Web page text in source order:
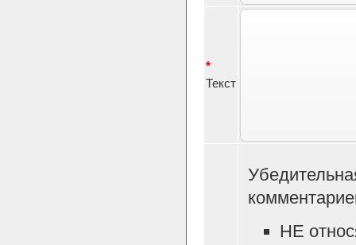
*
Текст
НЕ